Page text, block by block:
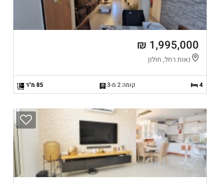
1,995,000 ₪
נאות רחל, חולון
4 קומה 2 מ-3 85 מ"ר